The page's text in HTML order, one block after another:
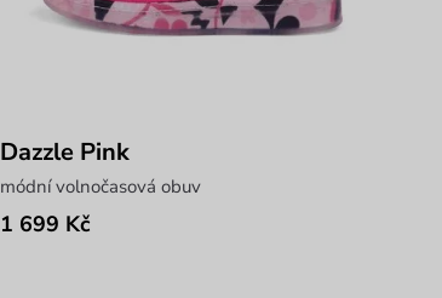
Dazzle Pink
módní volnočasová obuv
1 699 Kč